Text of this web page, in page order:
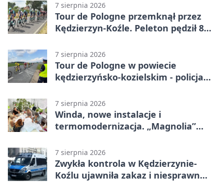
7 sierpnia 2026
Tour de Pologne przemknął przez
Kędzierzyn-Koźle. Peleton pędził 80
7 sierpnia 2026
Tour de Pologne w powiecie
kędzierzyńsko-kozielskim - policja
7 sierpnia 2026
Winda, nowe instalacje i
termomodernizacja. „Magnolia”
7 sierpnia 2026
Zwykła kontrola w Kędzierzynie-
Koźlu ujawniła zakaz i niesprawne